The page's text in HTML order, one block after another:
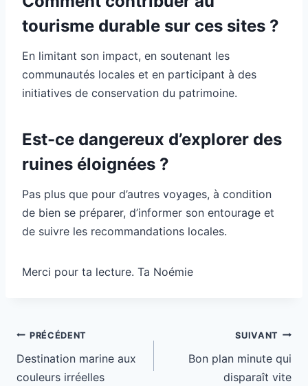
tourisme durable sur ces sites ?
En limitant son impact, en soutenant les
communautés locales et en participant à des
initiatives de conservation du patrimoine.
Est-ce dangereux d’explorer des
ruines éloignées ?
Pas plus que pour d’autres voyages, à condition
de bien se préparer, d’informer son entourage et
de suivre les recommandations locales.
Merci pour ta lecture. Ta Noémie
Navigation
de
l’article
PRÉCÉDENT
Destination marine aux
couleurs irréelles
SUIVANT
Bon plan minute qui
disparaît vite